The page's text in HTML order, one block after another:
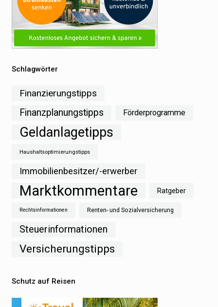
Schlagwörter
Finanzierungstipps
Finanzplanungstipps
Förderprogramme
Geldanlagetipps
Haushaltsoptimierungstipps
Immobilienbesitzer/-erwerber
Marktkommentare Ratgeber
Rechtsinformationen Renten- und Sozialversicherung
Steuerinformationen
Versicherungstipps
Schutz auf Reisen